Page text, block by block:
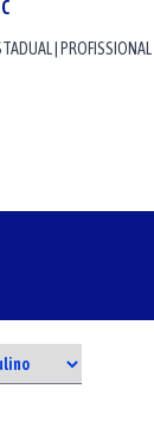
PROFISSIONAL